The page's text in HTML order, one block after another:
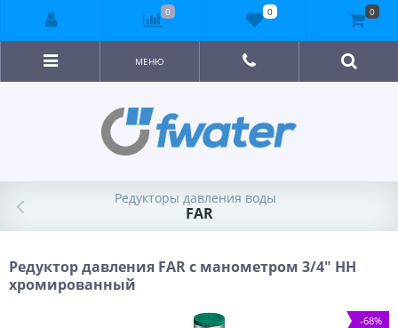
МЕНЮ
Редукторы давления воды
FAR
Редуктор давления FAR с манометром 3/4" НН
хромированный
-68%
0 0 0